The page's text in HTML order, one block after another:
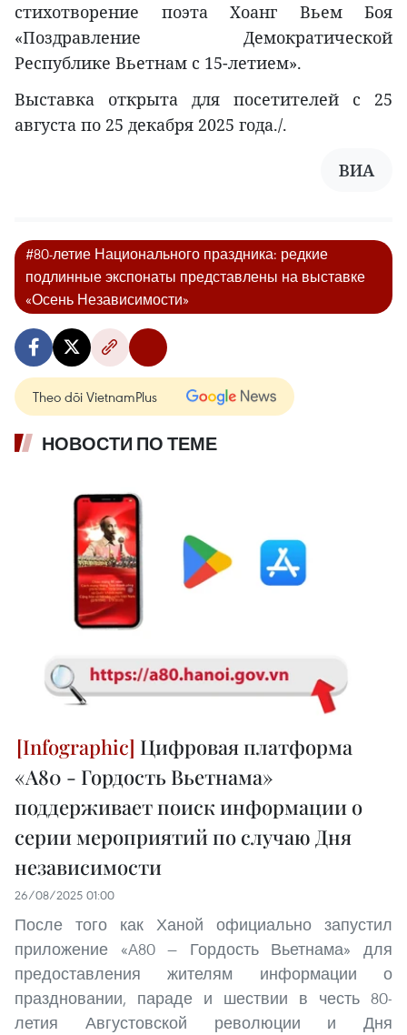
стихотворение поэта Хоанг Вьем Боя
«Поздравление Демократической
Республике Вьетнам с 15-летием».
Выставка открыта для посетителей с 25
августа по 25 декабря 2025 года./.
ВИА
#80-летие Национального праздника: редкие
подлинные экспонаты представлены на выставке
«Осень Независимости»
Theo dõi VietnamPlus
НОВОСТИ ПО ТЕМЕ
Цифровая платформа
«A80 - Гордость Вьетнама»
поддерживает поиск информации о
серии мероприятий по случаю Дня
независимости
26/08/2025 01:00
После того как Ханой официально запустил
приложение «A80 — Гордость Вьетнама» для
предоставления жителям информации о
праздновании, параде и шествии в честь 80-
летия Августовской революции и Дня